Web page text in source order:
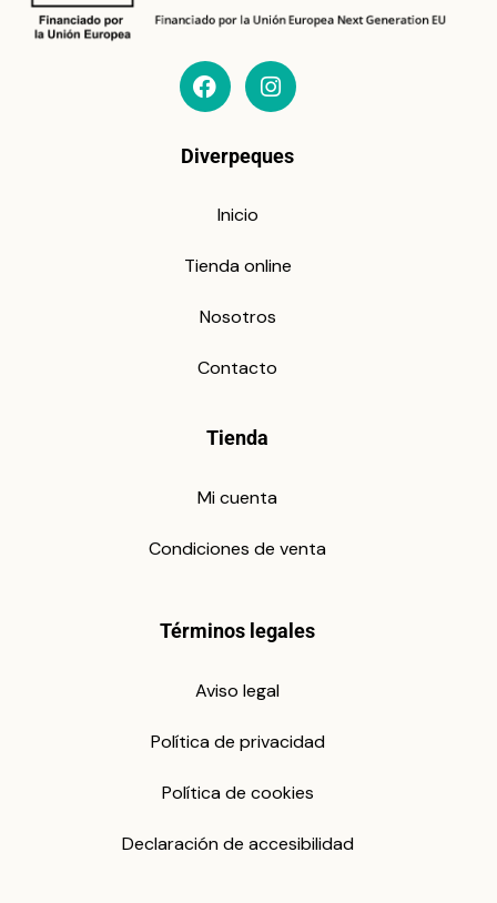
Diverpeques
Inicio
Tienda online
Nosotros
Contacto
Tienda
Mi cuenta
Condiciones de venta
Términos legales
Aviso legal
Política de privacidad
Política de cookies
Declaración de accesibilidad